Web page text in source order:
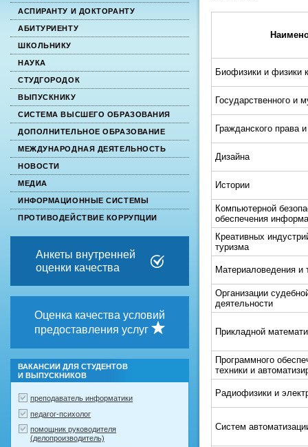
АСПИРАНТУ И ДОКТОРАНТУ
АБИТУРИЕНТУ
ШКОЛЬНИКУ
НАУКА
СТУДГОРОДОК
ВЫПУСКНИКУ
СИСТЕМА ВЫСШЕГО ОБРАЗОВАНИЯ
ДОПОЛНИТЕЛЬНОЕ ОБРАЗОВАНИЕ
МЕЖДУНАРОДНАЯ ДЕЯТЕЛЬНОСТЬ
НОВОСТИ
МЕДИА
ИНФОРМАЦИОННЫЕ СИСТЕМЫ
ПРОТИВОДЕЙСТВИЕ КОРРУПЦИИ
Анкеты внутренней
оценки качества
Оценка качества условий
предоставления услуг
ВАКАНСИИ ДЛЯ СТУДЕНТОВ
И ВЫПУСКНИКОВ
преподаватель информатики
педагог-психолог
помощник руководителя
(делопроизводитель)
Биофизики и физики
Государственного и
Гражданского права
Дизайна
Истории
Компьютерной
обеспечения
Креативных
туризма
Материаловедения и
Организации
деятельности
Прикладной
Программного
техники и
Радиофизики и
Систем